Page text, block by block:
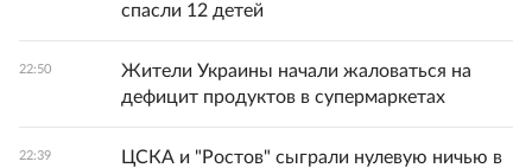
спасли 12 детей
22:50
Жители Украины начали жаловаться на
дефицит продуктов в супермаркетах
22:39
ЦСКА и "Ростов" сыграли нулевую ничью в